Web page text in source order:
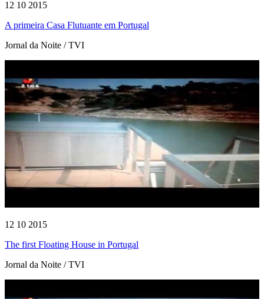
12 10 2015
A primeira Casa Flutuante em Portugal
Jornal da Noite / TVI
12 10 2015
The first Floating House in Portugal
Jornal da Noite / TVI